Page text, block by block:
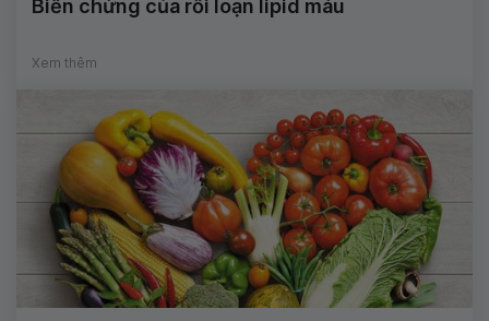
Biến chứng của rối loạn lipid máu
Xem thêm